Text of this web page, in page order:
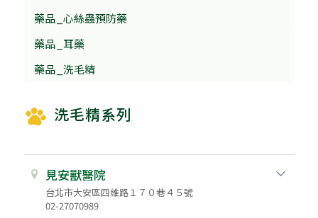
藥品_心絲蟲預防藥
藥品_耳藥
藥品_洗毛精
洗毛精系列
見安獸醫院
台北市大安區四維路１７０巷４５號
02-27070989